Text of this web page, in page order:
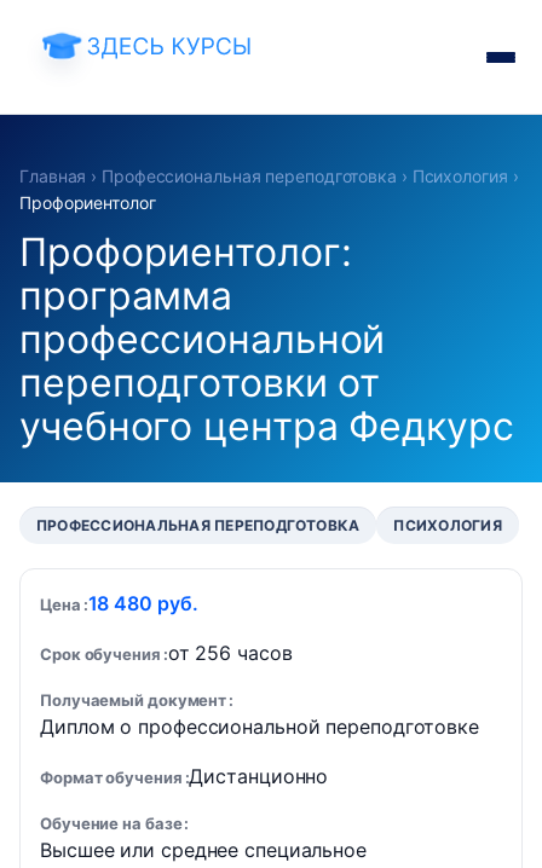
Главная › Профессиональная переподготовка › Психология ›
Профориентолог
Профориентолог:
программа
профессиональной
переподготовки от
учебного центра Федкурс
ПРОФЕССИОНАЛЬНАЯ ПЕРЕПОДГОТОВКА ПСИХОЛОГИЯ
Цена 18 480 руб.
Срок обучения от 256 часов
Получаемый документ
Диплом о профессиональной переподготовке
Формат обучения Дистанционно
Обучение на базе
Высшее или среднее специальное